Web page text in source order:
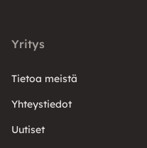
Yritys
Tietoa meistä
Yhteystiedot
Uutiset